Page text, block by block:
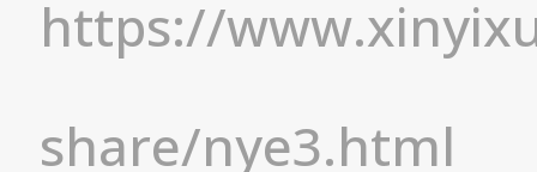
https://
share/nye3.html